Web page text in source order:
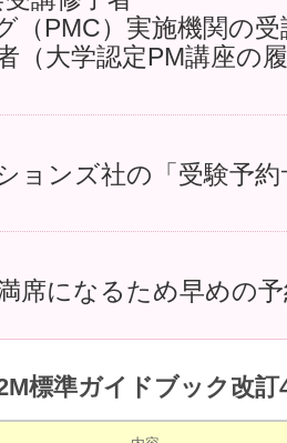
（PMC）実施機関の受
（大学認定PM講座の
ョンズ社の「受験予
席になるため早めの
標準ガイドブック改訂